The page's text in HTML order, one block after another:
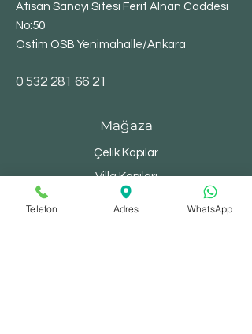
Atisan Sanayi Sitesi Ferit Alnan Caddesi
No:50
Ostim OSB Yenimahalle/Ankara
​0 532 281 66 21
Mağaza
Çelik Kapılar
Villa Kapıları
Bina Kapıları
Telefon Adres WhatsApp